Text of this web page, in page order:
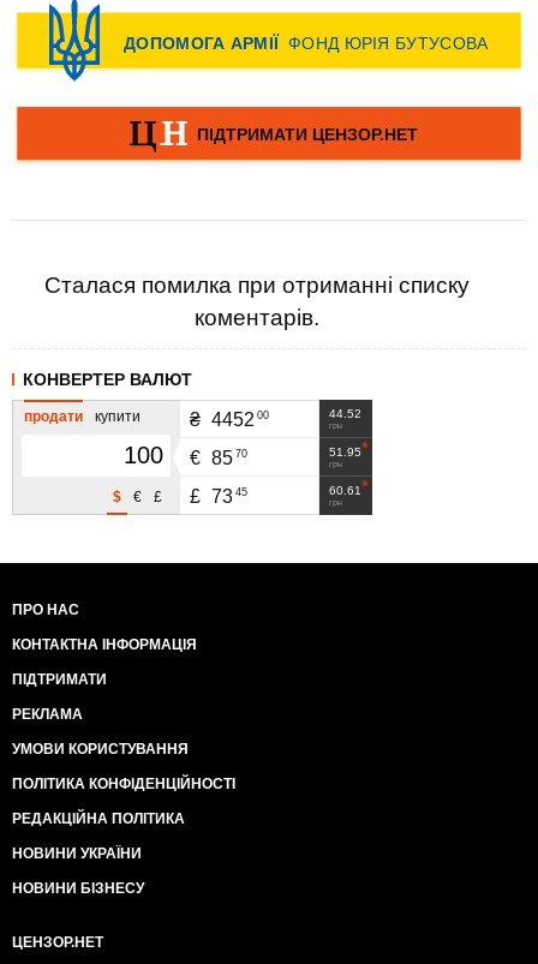
Сталася помилка при отриманні списку
коментарів.
КОНВЕРТЕР ВАЛЮТ
продати купити
£
€
$
44.52
грн
₴ 4452 00
51.95
грн
€ 85 70
60.61
грн
£ 73 45
ПРО НАС
КОНТАКТНА ІНФОРМАЦІЯ
ПІДТРИМАТИ
РЕКЛАМА
УМОВИ КОРИСТУВАННЯ
ПОЛІТИКА КОНФІДЕНЦІЙНОСТІ
РЕДАКЦІЙНА ПОЛІТИКА
НОВИНИ УКРАЇНИ
НОВИНИ БІЗНЕСУ
ЦЕНЗОР.НЕТ